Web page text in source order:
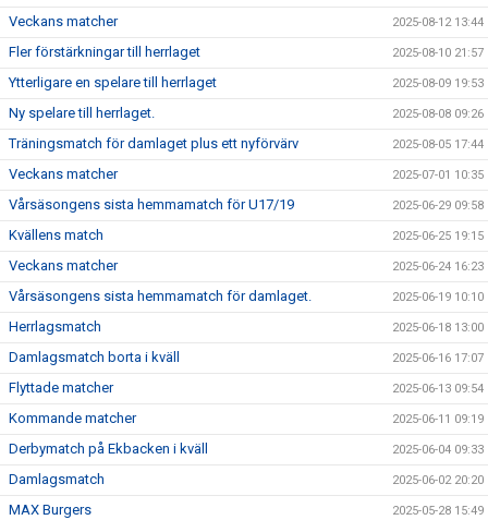
Veckans matcher 2025-08-12 13:44
Fler förstärkningar till herrlaget 2025-08-10 21:57
Ytterligare en spelare till herrlaget 2025-08-09 19:53
Ny spelare till herrlaget. 2025-08-08 09:26
Träningsmatch för damlaget plus ett nyförvärv 2025-08-05 17:44
Veckans matcher 2025-07-01 10:35
Vårsäsongens sista hemmamatch för U17/19 2025-06-29 09:58
Kvällens match 2025-06-25 19:15
Veckans matcher 2025-06-24 16:23
Vårsäsongens sista hemmamatch för damlaget. 2025-06-19 10:10
Herrlagsmatch 2025-06-18 13:00
Damlagsmatch borta i kväll 2025-06-16 17:07
Flyttade matcher 2025-06-13 09:54
Kommande matcher 2025-06-11 09:19
Derbymatch på Ekbacken i kväll 2025-06-04 09:33
Damlagsmatch 2025-06-02 20:20
MAX Burgers 2025-05-28 15:49